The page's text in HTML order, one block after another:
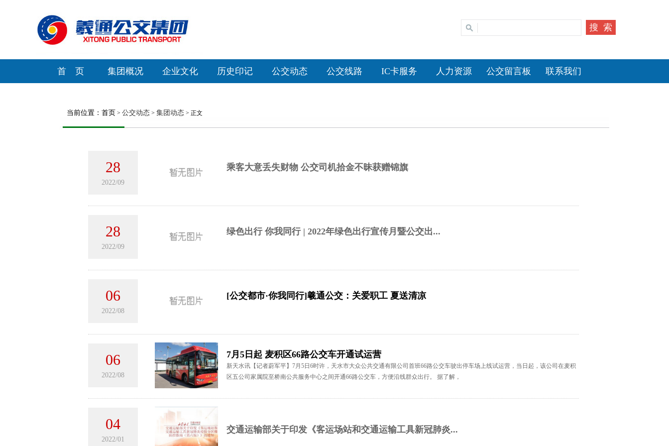
首 页 集团概况 企业文化 历史印记 公交动态 公交线路 IC卡服务 人力资源 公交留言板 联系我们
当前位置： 首页 > 公交动态 > 集团动态 > 正文
28
2022/09
乘客大意丢失财物 公交司机拾金不昧获赠锦旗
28
2022/09
绿色出行 你我同行 | 2022年绿色出行宣传月暨公交出...
06
2022/08
[公交都市·你我同行]羲通公交：关爱职工 夏送清凉
06
2022/08
7月5日起 麦积区66路公交车开通试运营
新天水讯【记者蔚军平】7月5日6时许，天水市大众公共交通有限公司首班66路公交车驶出停车场上线试运营，当日起，该公司在麦积
区五公司家属院至桥南公共服务中心之间开通66路公交车，方便沿线群众出行。 据了解，
04
2022/01
交通运输部关于印发《客运场站和交通运输工具新冠肺炎...